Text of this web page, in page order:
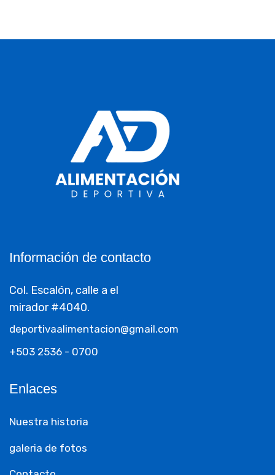
Información de contacto
Col. Escalón, calle a el
mirador #4040.
deportivaalimentacion@gmail.com
+503 2536 - 0700
Enlaces
Nuestra historia
galeria de fotos